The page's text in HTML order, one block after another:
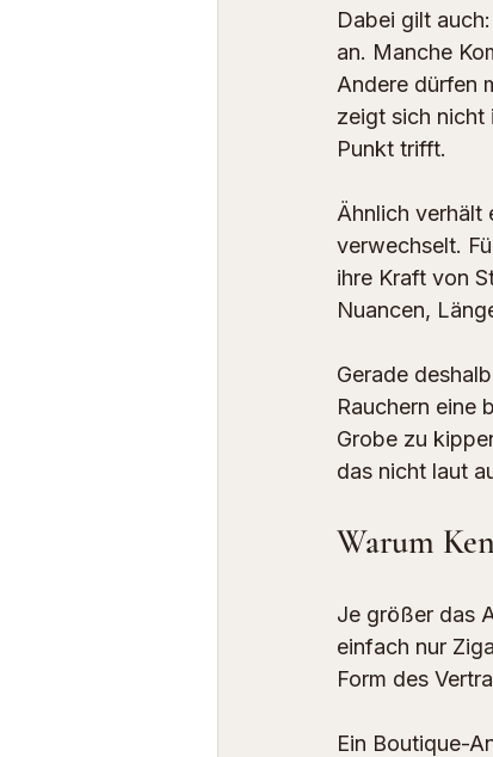
Dabei gilt
an. Manche
Andere dürfen
zeigt sich nicht
Punkt trifft.
Ähnlich verhält
verwechselt.
ihre Kraft von
Nuancen,
Gerade
Rauchern eine
Grobe zu
das nicht laut
Warum
Je größer das
einfach nur
Form des
Ein Boutique-